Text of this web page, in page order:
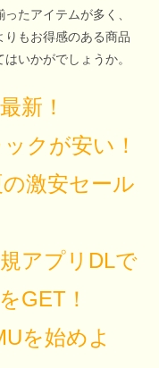
たアイテムが多く、
もお得感のある商品
いかがでしょうか。
新！
クが安い！
激安セール
アプリDLで
GET！
を始めよ